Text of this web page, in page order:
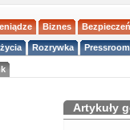
Biznes
Rozrywka
Artykuły